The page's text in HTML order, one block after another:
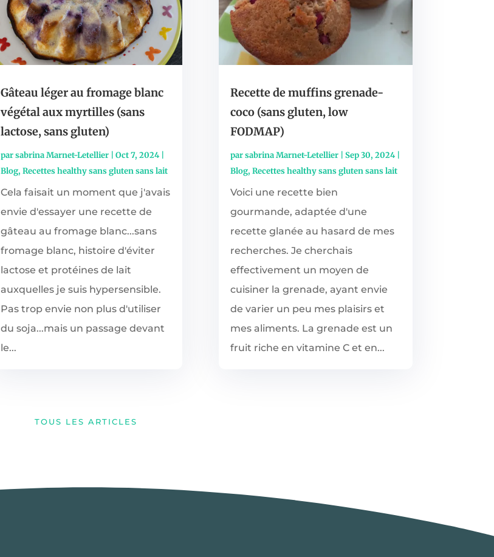
Gâteau léger au fromage blanc
végétal aux myrtilles (sans
lactose, sans gluten)
parsabrina Marnet-Letellier| Oct 7, 2024|
Blog, Recettes healthy sans gluten sans lait
Cela faisait un moment que j'avais
envie d'essayer une recette de
gâteau au fromage blanc...sans
fromage blanc, histoire d'éviter
lactose et protéines de lait
auxquelles je suis hypersensible.
Pas trop envie non plus d'utiliser
du soja...mais un passage devant
le...
Recette de muffins grenade-
coco (sans gluten, low
FODMAP)
parsabrina Marnet-Letellier| Sep 30, 2024|
Blog, Recettes healthy sans gluten sans lait
Voici une recette bien
gourmande, adaptée d'une
recette glanée au hasard de mes
recherches. Je cherchais
effectivement un moyen de
cuisiner la grenade, ayant envie
de varier un peu mes plaisirs et
mes aliments. La grenade est un
fruit riche en vitamine C et en...
TOUS LES ARTICLES